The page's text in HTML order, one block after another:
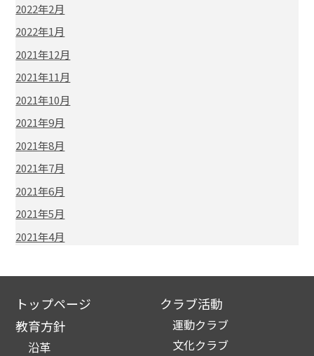
2022年2月
2022年1月
2021年12月
2021年11月
2021年10月
2021年9月
2021年8月
2021年7月
2021年6月
2021年5月
2021年4月
トップページ
教育方針
沿革
クラブ活動
運動クラブ
文化クラブ